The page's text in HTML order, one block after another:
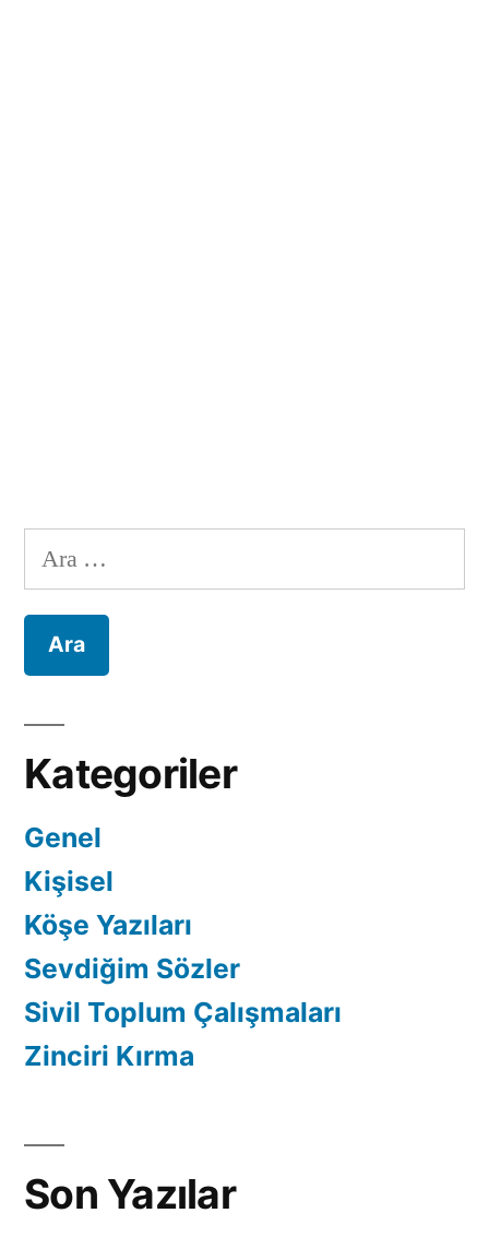
Arama:
Kategoriler
Genel
Kişisel
Köşe Yazıları
Sevdiğim Sözler
Sivil Toplum Çalışmaları
Zinciri Kırma
Son Yazılar